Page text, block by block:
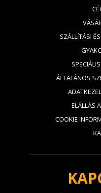
SZÁLLÍTÁSI
ÁLTALÁNOS
ELÁLLÁS
COOKIE